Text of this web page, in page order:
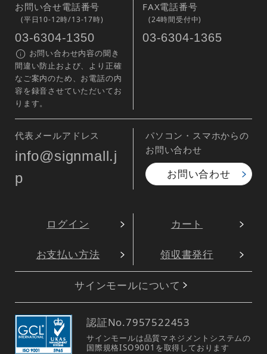
お問い合せ電話番号
(平日10-12時/13-17時)
03-6304-1350
お問い合わせ内容の聞き
間違い防止および、より正確
なご案内のため、お電話の内
容を録音させていただいてお
ります。
FAX電話番号
(24時間受付中)
03-6304-1365
代表メールアドレス
info@signmall.j
p
パソコン・スマホからの
お問い合わせ
お問い合わせ
ログイン カート
お支払い方法 領収書発行
サインモールについて
認証No.7957522453
サインモールは品質マネジメントシステムの
国際規格ISO9001を取得しております